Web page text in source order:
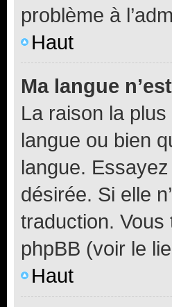
problème à
Haut
Ma langue
La raison la plus
langue ou bien
langue.
désirée. Si elle
traduction. Vous
phpBB (voir le
Haut